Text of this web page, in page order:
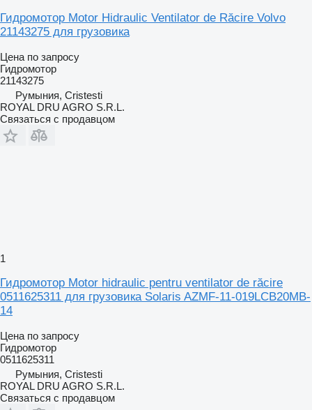
Гидромотор Motor Hidraulic Ventilator de Răcire Volvo
21143275 для грузовика
Цена по запросу
Гидромотор
21143275
Румыния, Cristesti
ROYAL DRU AGRO S.R.L.
Связаться с продавцом
1
Гидромотор Motor hidraulic pentru ventilator de răcire
0511625311 для грузовика Solaris AZMF-11-019LCB20MB-
14
Цена по запросу
Гидромотор
0511625311
Румыния, Cristesti
ROYAL DRU AGRO S.R.L.
Связаться с продавцом